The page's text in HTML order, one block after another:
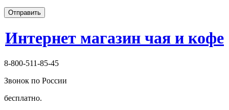
Отправить
Интернет магазин чая и кофе
8-800-511-85-45
Звонок по России
бесплатно.